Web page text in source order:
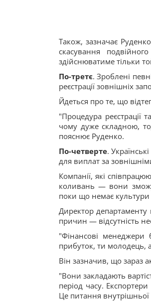
Також, зазначає
скасування
здійснюватиме тільки
По-третє. Зроблені
реєстрації зовнішніх
Йдеться про те, що
"Процедура реєстрації
чому дуже складною,
пояснює Руденко.
По-четверте.
для виплат за
Компанії, які
коливань — вони
поки що немає культури
Директор
причин — відсутність
"Фінансові менеджери
прибуток, ти молодець,
Він зазначив, що зараз
"Вони закладають
період часу.
Це питання